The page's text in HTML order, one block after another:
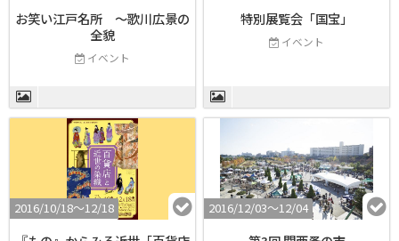
お笑い江戸名所 ～歌川広景の
全貌
イベント
特別展覧会「国宝」
イベント
2016/10/18〜12/18 2016/12/03〜12/04